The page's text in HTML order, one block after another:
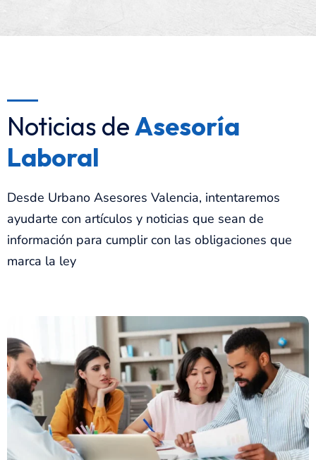
Noticias deAsesoría
Laboral
Desde Urbano Asesores Valencia, intentaremos
ayudarte con artículos y noticias que sean de
información para cumplir con las obligaciones que
marca la ley